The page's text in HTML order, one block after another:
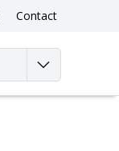
Contact
Inloggen